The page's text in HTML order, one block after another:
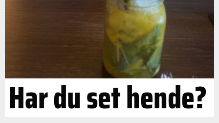
Har du set hende?